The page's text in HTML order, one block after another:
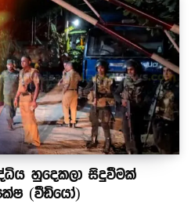
හුදෙකලා සිදුවීමක්
(වීඩියෝ)